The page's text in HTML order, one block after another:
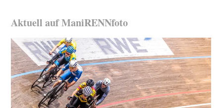
Aktuell auf ManiRENNfoto